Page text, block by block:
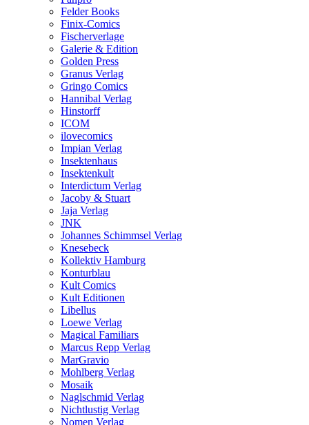
Felder Books
Finix-Comics
Fischerverlage
Galerie & Edition
Golden Press
Granus Verlag
Gringo Comics
Hannibal Verlag
Hinstorff
ICOM
ilovecomics
Impian Verlag
Insektenhaus
Insektenkult
Interdictum Verlag
Jacoby & Stuart
Jaja Verlag
JNK
Johannes Schimmsel Verlag
Knesebeck
Kollektiv Hamburg
Konturblau
Kult Comics
Kult Editionen
Libellus
Loewe Verlag
Magical Familiars
Marcus Repp Verlag
MarGravio
Mohlberg Verlag
Mosaik
Naglschmid Verlag
Nichtlustig Verlag
Nomen Verlag